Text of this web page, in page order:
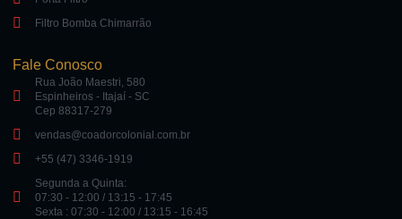
Filtro Bomba Chimarrão
Fale Conosco
Rua João Maestri, 580
Espinheiros - Itajaí - SC
Cep 88317-279
vendas@coadorcolonial.com.br
+55 (47) 3346-1919
Segunda a Quinta:
07:30 - 12:00 / 13:15 - 17:45
Sexta : 07:30 - 12:00 / 13:15 - 16:45